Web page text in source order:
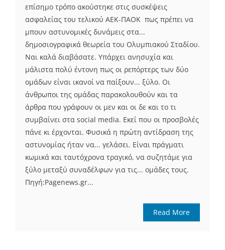
επίσημο τρόπο ακούστηκε στις συσκέψεις
ασφαλείας του τελικού AEK-ΠΑΟΚ πως πρέπει να
μπουν αστυνομικές δυνάμεις στα...
δημοσιογραφικά θεωρεία του Ολυμπιακού Σταδίου.
Ναι καλά διαβάσατε. Υπάρχει ανησυχία και
μάλιστα πολύ έντονη πως οι ρεπόρτερς των δύο
ομάδων είναι ικανοί να παίξουν... ξύλο. Οι
άνθρωποι της ομάδας παρακολουθούν και τα
άρθρα που γράφουν οι μεν και οι δε και το τι
συμβαίνει στα social media. Εκεί που οι προσβολές
πάνε κι έρχονται. Φυσικά η πρώτη αντίδραση της
αστυνομίας ήταν να... γελάσει. Είναι πράγματι
κωμικά και ταυτόχρονα τραγικό, να συζητάμε για
ξύλο μεταξύ συναδέλφων για τις... ομάδες τους.
Πηγή:Pagenews.gr...
Read More